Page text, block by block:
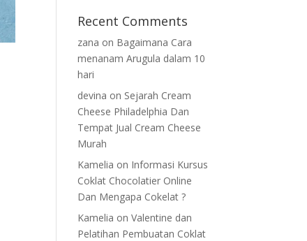
Recent Comments
zana on Bagaimana Cara
menanam Arugula dalam 10
hari
devina on Sejarah Cream
Cheese Philadelphia Dan
Tempat Jual Cream Cheese
Murah
Kamelia on Informasi Kursus
Coklat Chocolatier Online
Dan Mengapa Cokelat ?
Kamelia onValentine dan
Pelatihan Pembuatan Coklat